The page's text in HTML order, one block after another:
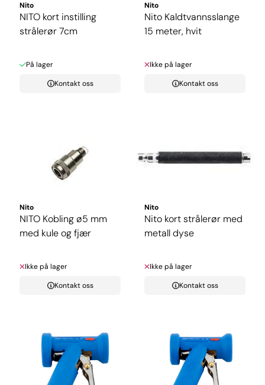
Nito
NITO kort instilling
strålerør 7cm
På lager
Kontakt oss
Nito
Nito Kaldtvannsslange
15 meter, hvit
Ikke på lager
Kontakt oss
Nito
NITO Kobling ø5 mm
med kule og fjær
Ikke på lager
Kontakt oss
Nito
Nito kort strålerør med
metall dyse
Ikke på lager
Kontakt oss